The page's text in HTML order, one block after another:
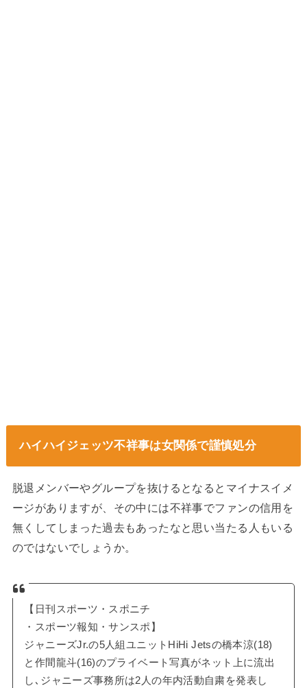
ハイハイジェッツ不祥事は女関係で謹慎処分
脱退メンバーやグループを抜けるとなるとマイナスイメ
ージがありますが、その中には不祥事でファンの信用を
無くしてしまった過去もあったなと思い当たる人もいる
のではないでしょうか。
【日刊スポーツ・スポニチ
・スポーツ報知・サンスポ】
ジャニーズJr.の5人組ユニットHiHi Jetsの橋本涼(18)
と作間龍斗(16)のプライベート写真がネット上に流出
し､ジャニーズ事務所は2人の年内活動自粛を発表し